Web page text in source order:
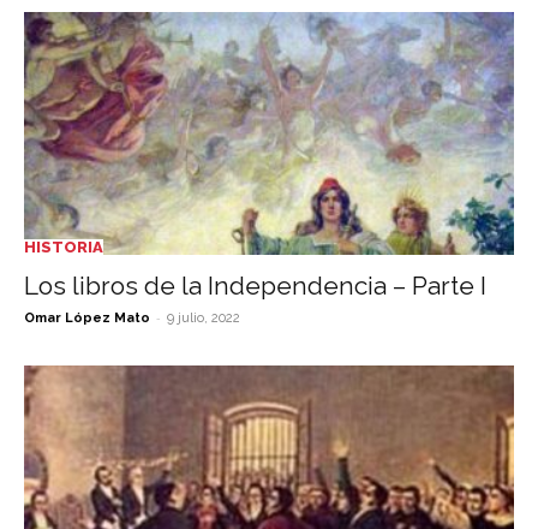
HISTORIA
Los libros de la Independencia – Parte I
Omar López Mato - 9 julio, 2022